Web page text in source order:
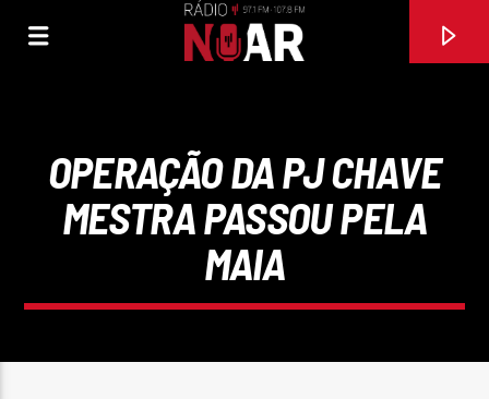
OPERAÇÃO DA PJ CHAVE
MESTRA PASSOU PELA
MAIA